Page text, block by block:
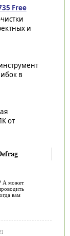
Free
и
в
от
А может
вам